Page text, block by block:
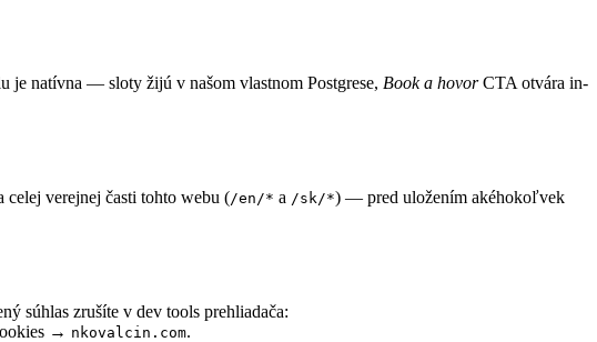
je natívna — sloty žijú v našom vlastnom Postgrese, Book a hovorCTA otvára in-
verejnej časti tohto webu (/en/* a /sk/*) — pred uložením akéhokoľvek
súhlas zrušíte v dev tools prehliadača:
→ nkovalcin.com.